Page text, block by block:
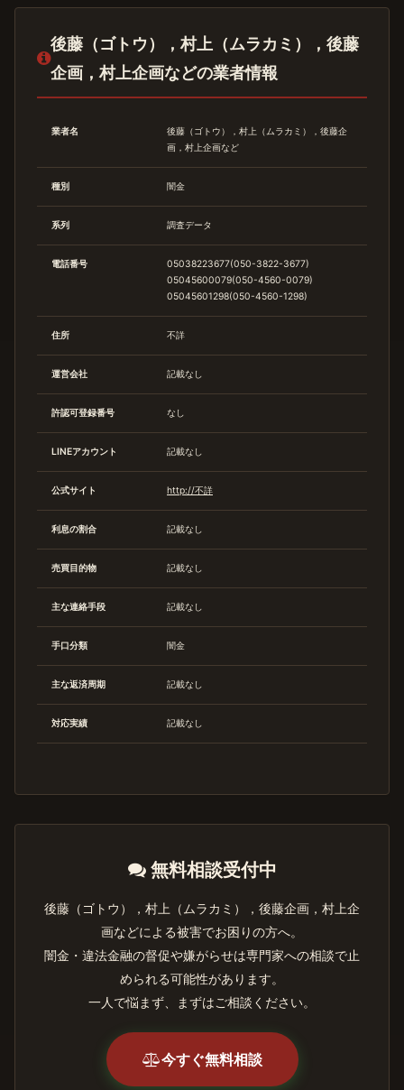
後藤（ゴトウ），村上（ムラカミ），後藤
企画，村上企画などの業者情報
業者名
後藤（ゴトウ），村上（ムラカミ），後藤企
画，村上企画など
種別 闇金
系列 調査データ
電話番号
05038223677(050-3822-3677)
05045600079(050-4560-0079)
05045601298(050-4560-1298)
住所 不詳
運営会社 記載なし
許認可登録番号 なし
LINEアカウント 記載なし
公式サイト http://不詳
利息の割合 記載なし
売買目的物 記載なし
主な連絡手段 記載なし
手口分類 闇金
主な返済周期 記載なし
対応実績 記載なし
無料相談受付中
後藤（ゴトウ），村上（ムラカミ），後藤企画，村上企
画などによる被害でお困りの方へ。
闇金・違法金融の督促や嫌がらせは専門家への相談で止
められる可能性があります。
一人で悩まず、まずはご相談ください。
今すぐ無料相談